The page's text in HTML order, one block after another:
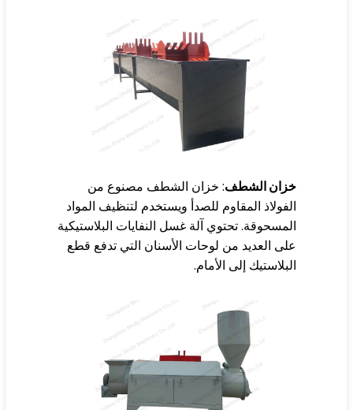
الشطف: خزان الشطف مصنوع من
المقاوم للصدأ ويستخدم لتنظيف المواد
تحتوي آلة غسل النفايات البلاستيكية
العديد من لوحات الأسنان التي تدفع قطع
إلى الأمام.